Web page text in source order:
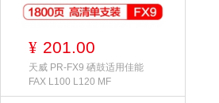
¥ 201.00
天威 PR-FX9 硒鼓适用佳能
FAX L100 L120 MF